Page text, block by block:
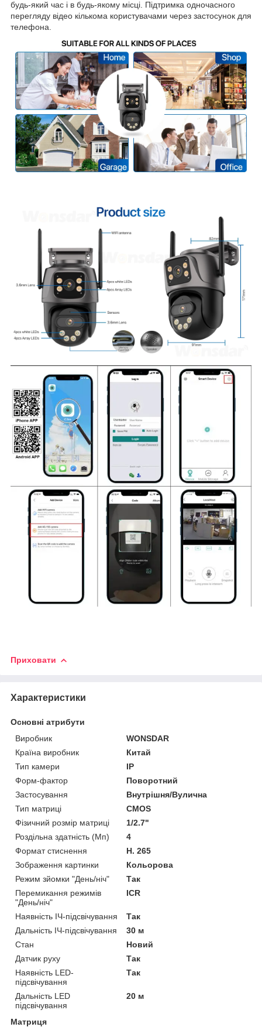
будь-який час і в будь-якому місці. Підтримка одночасного
перегляду відео кількома користувачами через застосунок для
телефона.
Приховати
Характеристики
Основні атрибути
Виробник
WONSDAR
Країна виробник
Китай
Тип камери
IP
Форм-фактор
Поворотний
Застосування
Внутрішня/Вулична
Тип матриці
CMOS
Фізичний розмір матриці
1/2.7"
Роздільна здатність (Мп)
4
Формат стиснення
H. 265
Зображення картинки
Кольорова
Режим зйомки "День/ніч"
Так
Перемикання режимів
"День/ніч"
ICR
Наявність ІЧ-підсвічування
Так
Дальність ІЧ-підсвічування
30 м
Стан
Новий
Датчик руху
Так
Наявність LED-
підсвічування
Так
Дальність LED
підсвічування
20 м
Матриця